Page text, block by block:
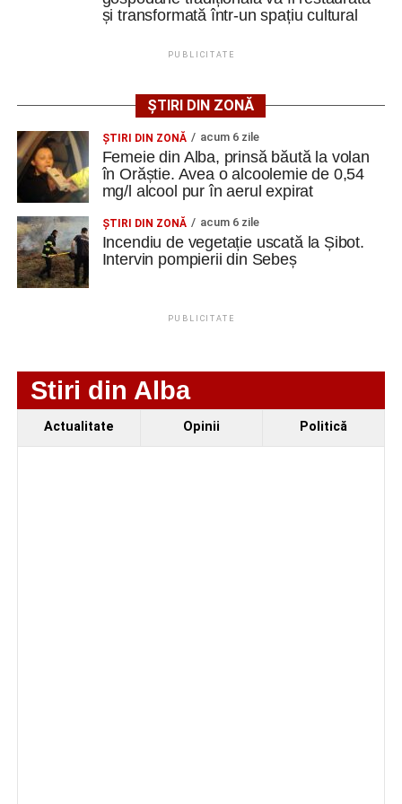
Adaugă cugirinfo.ro ca sursă
preferată pe Google
Ultimele știri din Cugir
„Roș-albaștrii”, o nouă victorie în meciurile de
mașină solară. Vehiculul a ajuns și la o expoziție din
Berlin
Trei profesori ai Colegiului Național „David Prodan”
Cugir și-au perfecționat competențele prin
Ultimele știri din Cugir
Cum și-a construit un informatician din Cugir propria
mașină solară. Vehiculul a ajuns și la o expoziție din
Berlin
Trei profesori ai Colegiului Național „David Prodan”
Cugir și-au perfecționat competențele prin
mobilități Erasmus+ în Croația
Facebook
și transformată într-un spațiu cultural
PUBLICITATE
ȘTIRI DIN ZONĂ
ŞTIRI DIN ZONĂ acum 6 zile
Femeie din Alba, prinsă băută la volan
în Orăștie. Avea o alcoolemie de 0,54
mg/l alcool pur în aerul expirat
ŞTIRI DIN ZONĂ acum 6 zile
Incendiu de vegetație uscată la Șibot.
Intervin pompierii din Sebeș
PUBLICITATE
Stiri din Alba
Actualitate Opinii Politică